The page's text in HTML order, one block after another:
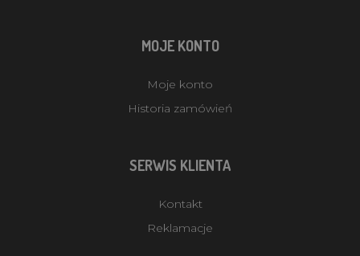
MOJE KONTO
Moje konto
Historia zamówień
SERWIS KLIENTA
Kontakt
Reklamacje